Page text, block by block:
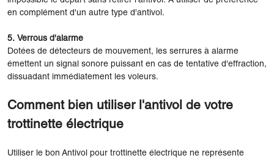
en complément d'un autre type d'antivol.
5. Verrous d'alarme
Dotées de détecteurs de mouvement, les serrures à alarme
émettent un signal sonore puissant en cas de tentative d'effraction,
dissuadant immédiatement les voleurs.
Comment bien utiliser l'antivol de votre
trottinette électrique
Utiliser le bon Antivol pour trottinette électrique ne représente